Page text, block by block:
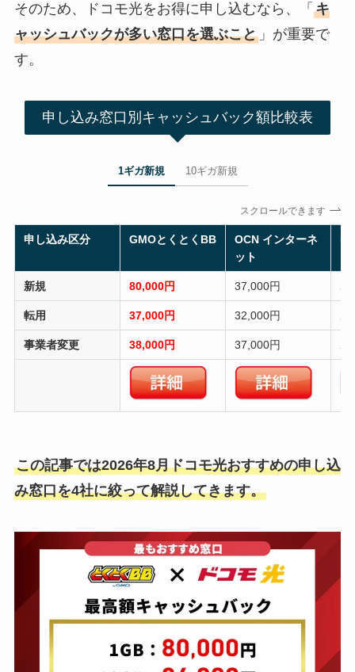
そのため、ドコモ光をお得に申し込むなら、「 キ
ャッシュバックが多い窓口を選ぶこと」が重要で
す。
申し込み窓口別キャッシュバック額比較表
1ギガ新規 10ギガ新規
スクロールできます
申し込み区分 GMOとくとくBB
OCN インターネ
ット
新規 80,000円 37,000円
転用 37,000円 32,000円
事業者変更 38,000円 37,000円
この記事では2026年8月ドコモ光おすすめの申し込
み窓口を4社に絞って解説してきます。